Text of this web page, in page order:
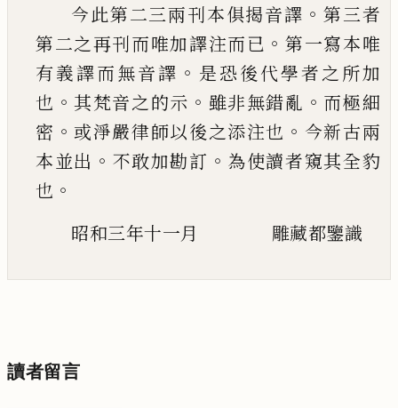
今此第二三兩刊本俱揭音譯 。 第三者
第二之再刊而唯加譯注而已 。第一寫本唯
有義譯而無音譯 。 是恐後代學者之所加
也 。其梵音之的示 。 雖非無錯亂 。 而極細
密 。 或淨嚴律師以後之添注也 。 今新古兩
本並出 。 不敢加勘訂 。 為使讀者窺其全豹
也 。
昭和三年十一月 雕藏都鑒識
讀者留言